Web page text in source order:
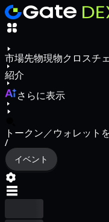
市場先物現物クロスチ
紹介
さらに表示
トークン／ウォレット
/
イベント